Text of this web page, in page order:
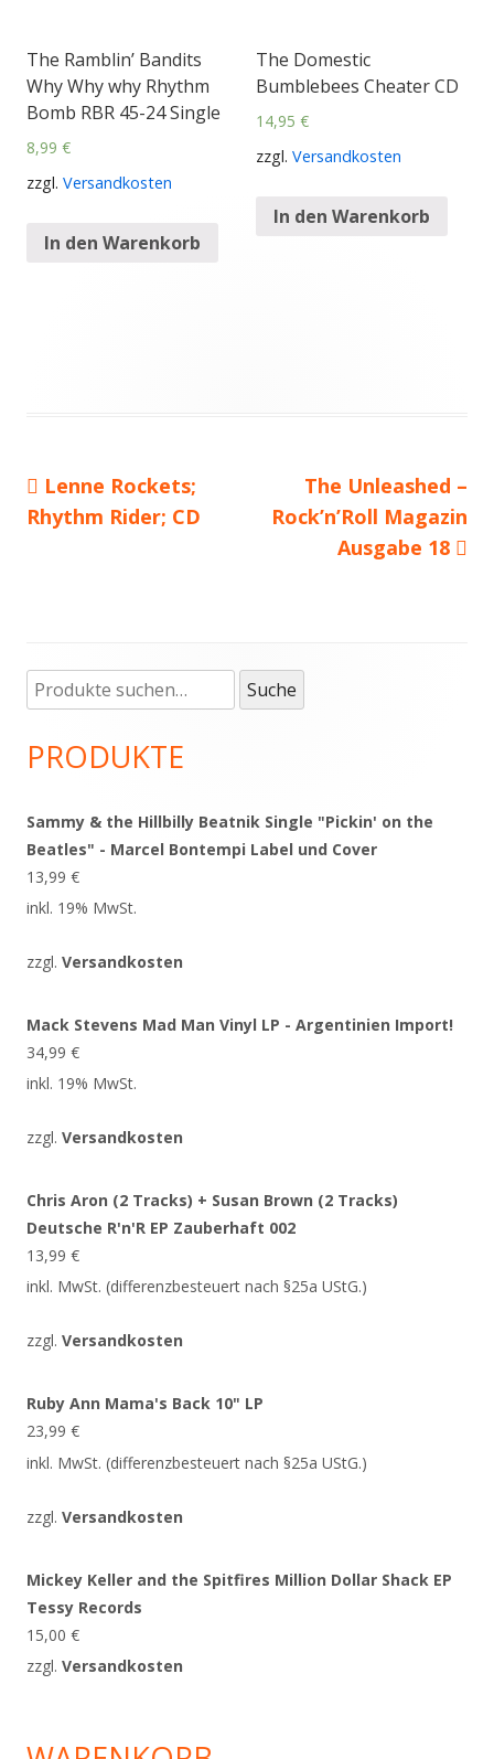
The Ramblin’ Bandits
Why Why why Rhythm
Bomb RBR 45-24 Single
8,99 €
zzgl. Versandkosten
In den Warenkorb
The Domestic
Bumblebees Cheater CD
14,95 €
zzgl. Versandkosten
In den Warenkorb
Beitragsnavigation
Vorheriger
Beitrag:
Lenne Rockets;
Rhythm Rider; CD
Nächster
Beitrag
The Unleashed –
Rock’n’Roll Magazin
Ausgabe 18
Haupt-
Seitenleiste
Suche
nach:
Suche
PRODUKTE
Sammy & the Hillbilly Beatnik Single "Pickin' on the
Beatles" - Marcel Bontempi Label und Cover
13,99 €
inkl. 19% MwSt.
zzgl. Versandkosten
Mack Stevens Mad Man Vinyl LP - Argentinien Import!
34,99 €
inkl. 19% MwSt.
zzgl. Versandkosten
Chris Aron (2 Tracks) + Susan Brown (2 Tracks)
Deutsche R'n'R EP Zauberhaft 002
13,99 €
inkl. MwSt. (differenzbesteuert nach §25a UStG.)
zzgl. Versandkosten
Ruby Ann Mama's Back 10" LP
23,99 €
inkl. MwSt. (differenzbesteuert nach §25a UStG.)
zzgl. Versandkosten
Mickey Keller and the Spitfires Million Dollar Shack EP
Tessy Records
15,00 €
zzgl. Versandkosten